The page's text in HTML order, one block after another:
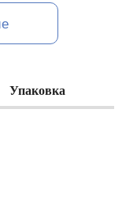
Упаковка